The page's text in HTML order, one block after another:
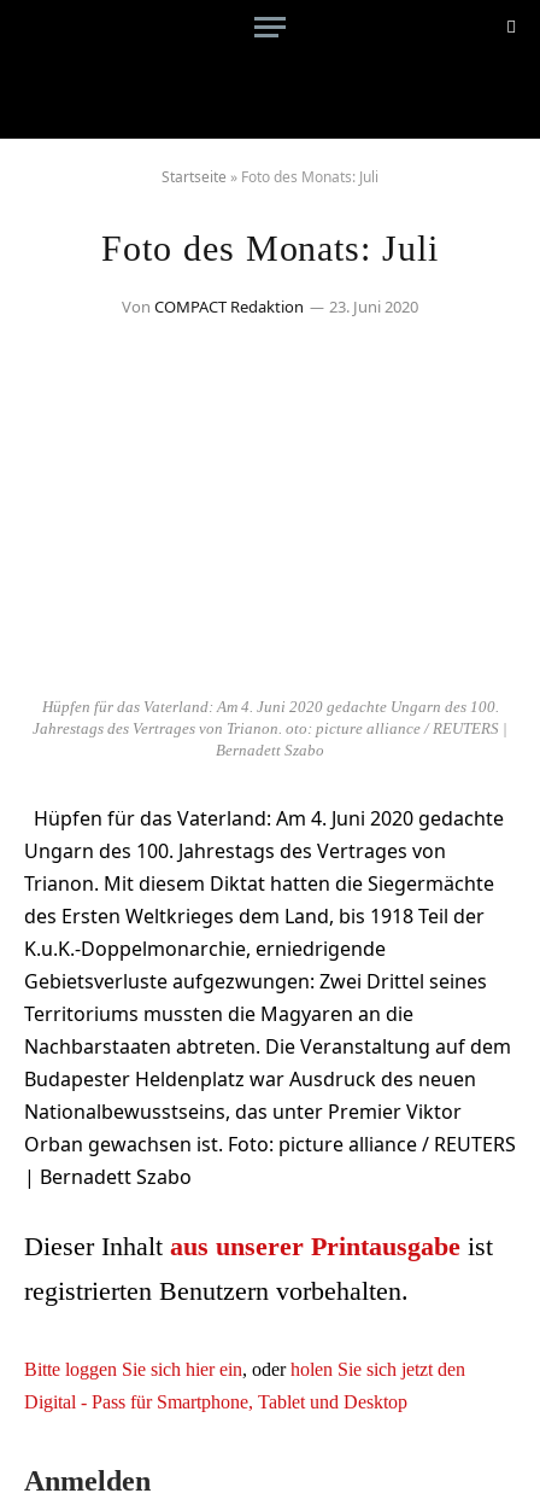
Startseite » Foto des Monats: Juli
Foto des Monats: Juli
Von COMPACT Redaktion 23. Juni 2020
Hüpfen für das Vaterland: Am 4. Juni 2020 gedachte Ungarn des 100.
Jahrestags des Vertrages von Trianon. oto: picture alliance / REUTERS |
Bernadett Szabo
Hüpfen für das Vaterland: Am 4. Juni 2020 gedachte
Ungarn des 100. Jahrestags des Vertrages von
Trianon. Mit diesem Diktat hatten die Siegermächte
des Ersten Weltkrieges dem Land, bis 1918 Teil der
K.u.K.-Doppelmonarchie, erniedrigende
Gebietsverluste aufgezwungen: Zwei Drittel seines
Territoriums mussten die Magyaren an die
Nachbarstaaten abtreten. Die Veranstaltung auf dem
Budapester Heldenplatz war Ausdruck des neuen
Nationalbewusstseins, das unter Premier Viktor
Orban gewachsen ist. Foto: picture alliance / REUTERS
| Bernadett Szabo
Dieser Inhalt aus unserer Printausgabe ist
registrierten Benutzern vorbehalten.
Bitte loggen Sie sich hier ein, oderholen Sie sich jetzt den
Digital - Pass für Smartphone, Tablet und Desktop
Anmelden